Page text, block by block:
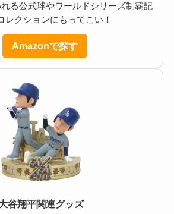
る公式球やワールドシリーズ制覇記
レクションにもってこい！
Amazonで探す
谷翔平関連グッズ